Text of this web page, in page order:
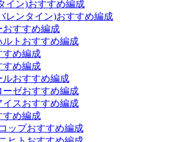
イン)おすすめ編成
レンタイン)おすすめ編成
おすすめ編成
ルトおすすめ編成
すめ編成
すめ編成
ルおすすめ編成
ーゼおすすめ編成
イスおすすめ編成
すめ編成
ップおすすめ編成